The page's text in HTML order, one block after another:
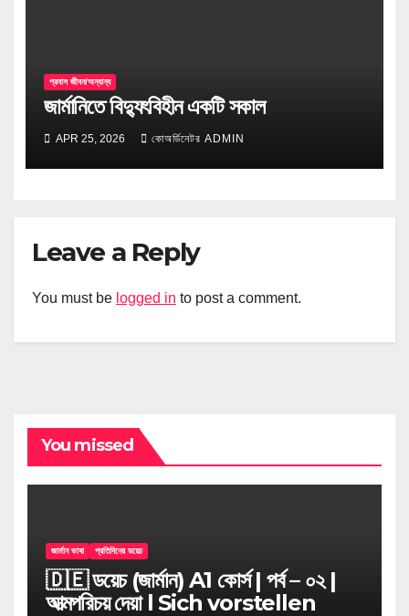
প্রবাস জীবন/অন্যান্য
জার্মানিতে বিদ্যুৎবিহীন একটি সকাল
APR 25, 2026 কোঅর্ডিনেটর ADMIN
Leave a Reply
You must be logged in to post a comment.
You missed
জার্মান ভাষা প্রতিদিনের ডয়েচ
🇩🇪 ডয়েচ (জার্মান) A1 কোর্স | পর্ব – ০২ |
আত্মপরিচয় দেয়া l Sich vorstellen